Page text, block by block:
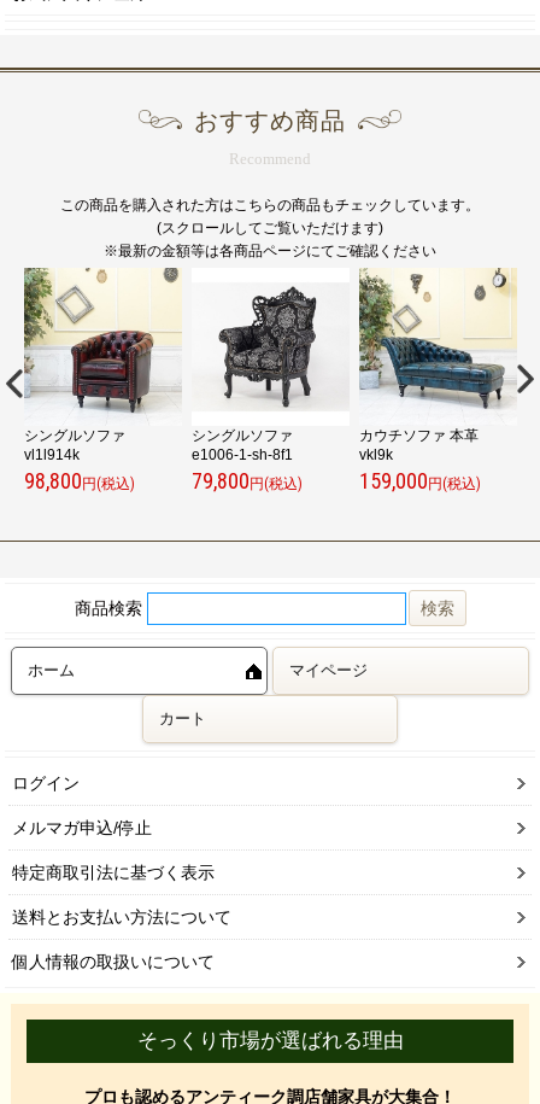
おすすめ商品
Recommend
この商品を購入された方はこちらの商品もチェックしています。
(スクロールしてご覧いただけます)
※最新の金額等は各商品ページにてご確認ください
シングルソファ
vl1l914k
98,800 円(税込)
シングルソファ
e1006-1-sh-8f1
79,800 円(税込)
カウチソファ 本革
vkl9k
159,000 円(税込)
商品検索
ホーム マイページ
カート
ログイン
メルマガ申込/停止
特定商取引法に基づく表示
送料とお支払い方法について
個人情報の取扱いについて
そっくり市場が選ばれる理由
プロも認めるアンティーク調店舗家具が大集合！